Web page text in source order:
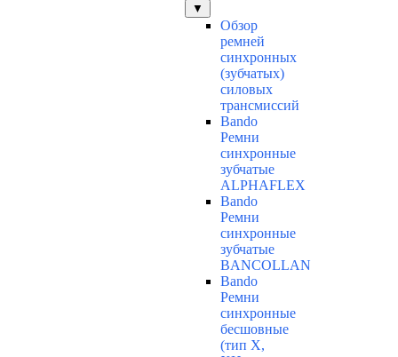
▼
Обзор
ремней
синхронных
(зубчатых)
силовых
трансмиссий
Bando
Ремни
синхронные
зубчатые
ALPHAFLEX
Bando
Ремни
синхронные
зубчатые
BANCOLLAN
Bando
Ремни
синхронные
бесшовные
(тип Х,